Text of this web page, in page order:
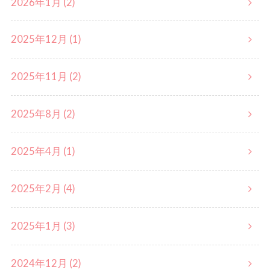
2025年12月 (1)
2025年11月 (2)
2025年8月 (2)
2025年4月 (1)
2025年2月 (4)
2025年1月 (3)
2024年12月 (2)